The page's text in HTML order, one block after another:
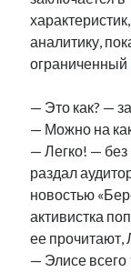
аналитику,
ограниченный
— Это как? —
— Можно на
— Легко! — без
раздал
новостью
активистка
ее прочитают,
— Элисе всего